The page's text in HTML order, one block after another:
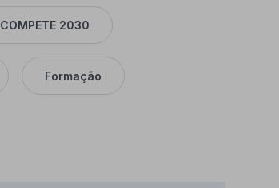
COMPETE 2030
Formação